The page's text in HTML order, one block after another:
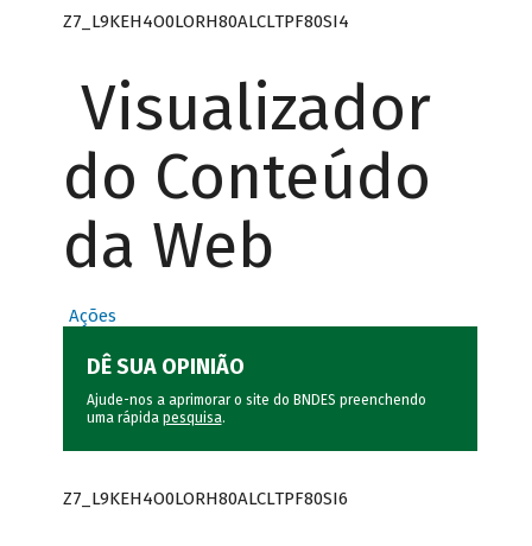
Z7_L9KEH4O0LORH80ALCLTPF80SI4
Visualizador
do Conteúdo
da Web
Ações
DÊ SUA OPINIÃO
Ajude-nos a aprimorar o site do BNDES preenchendo
uma rápida pesquisa.
Z7_L9KEH4O0LORH80ALCLTPF80SI6